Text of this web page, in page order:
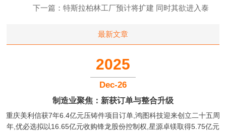
国占46%
下一篇： 特斯拉柏林工厂预计将扩建 同时其欲进入泰
最新文章
2025
Dec-26
制造业聚焦：新获订单与整合升级
重庆美利信获7年6.4亿元压铸件项目订单,鸿图科技迎来创立二十五周
年,优必选拟以16.65亿元收购锋龙股份控制权,星源卓镁取得5.75亿元